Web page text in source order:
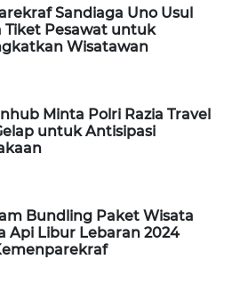
Sandiaga Uno Usul
Tiket Pesawat untuk
Wisatawan
Minta Polri Razia Travel
untuk Antisipasi
Bundling Paket Wisata
Api Libur Lebaran 2024